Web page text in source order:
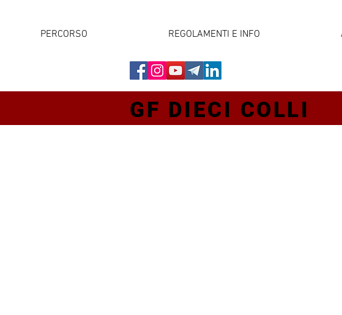
PERCORSO REGOLAMENTI E INFO
GF DIECI COLLI